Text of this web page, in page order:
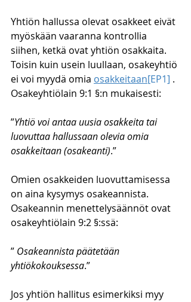
Yhtiön hallussa olevat osakkeet eivät
myöskään vaaranna kontrollia
siihen, ketkä ovat yhtiön osakkaita.
Toisin kuin usein luullaan, osakeyhtiö
ei voi myydä omia osakkeitaan[EP1] .
Osakeyhtiölain 9:1 §:n mukaisesti:
”Yhtiö voi antaa uusia osakkeita tai
luovuttaa hallussaan olevia omia
osakkeitaan (osakeanti).”
Omien osakkeiden luovuttamisessa
on aina kysymys osakeannista.
Osakeannin menettelysäännöt ovat
osakeyhtiölain 9:2 §:ssä:
” Osakeannista päätetään
yhtiökokouksessa.”
Jos yhtiön hallitus esimerkiksi myy